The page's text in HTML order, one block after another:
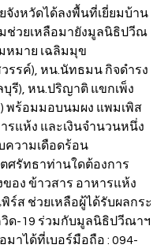
จังหวัดได้ลงพื้นที่เยี่ยมบ้าน
ช่วยเหลือมายังมูลนิธิปวีณ
หมาย เฉลิมมุข
รรค์), หน.นัทธมน กิจดำรง
บุรี), หน.ปริญาติ แขกเพ็ง
พร้อมมอบนมผง แพมเพิส
รแห้ง และเงินจำนวนหนึ่ง
ความเดือดร้อน
ศรัทธาท่านใดต้องการ
ของ ข้าวสาร อาหารแห้ง
ร์ส ช่วยเหลือผู้ได้รับผลกระ
ด-19 ร่วมกับมูลนิธิปวีณาฯ
มาได้ที่เบอร์มือถือ : 094-